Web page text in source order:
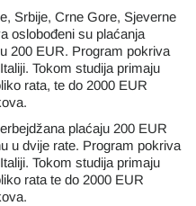
Srbije, Crne Gore, Sjeverne
oslobođeni su plaćanja
200 EUR. Program pokriva
Tokom studija primaju
rata, te do 2000 EUR
plaćaju 200 EUR
u dvije rate. Program pokriva
Tokom studija primaju
rata te do 2000 EUR